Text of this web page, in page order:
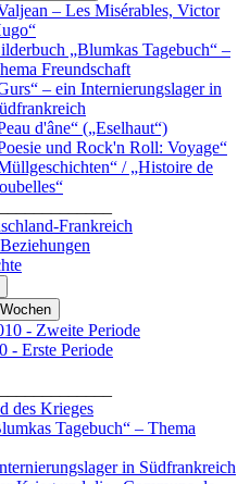
– Les Misérables, Victor
„Blumkas Tagebuch“ –
Freundschaft
– ein Internierungslager in
d'âne“ („Eselhaut“)
und Rock'n Roll: Voyage“
/ „Histoire de
Frankreich
- Zweite Periode
- Erste Periode
des Krieges
Tagebuch“ – Thema
in Südfrankreich